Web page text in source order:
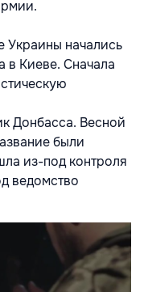
Украины начались
в Киеве. Сначала
Донбасса. Весной
были
из-под контроля
ведомство